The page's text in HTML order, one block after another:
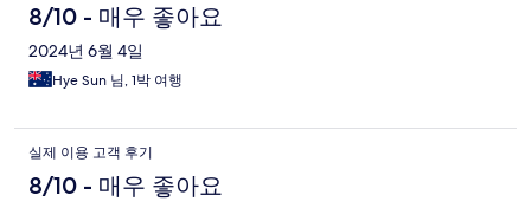
8/10 - 매우 좋아요
2024년 6월 4일
Hye Sun 님, 1박 여행
실제 이용 고객 후기
8/10 - 매우 좋아요